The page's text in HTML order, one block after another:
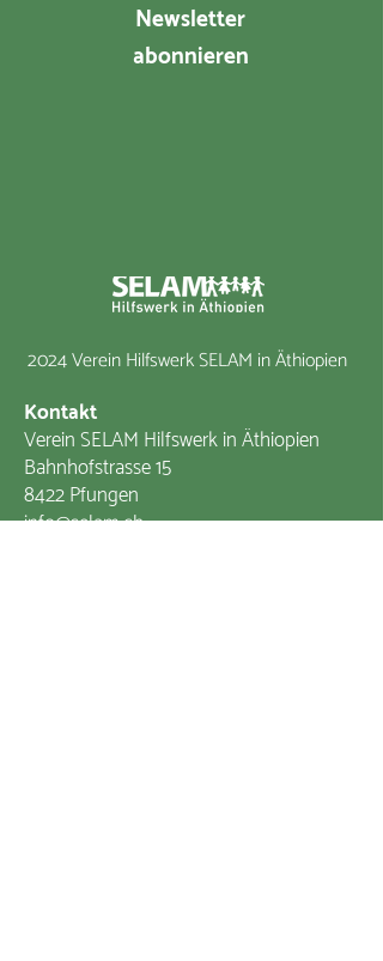
Kontakt
Verein SELAM Hilfswerk in Äthiopien
Bahnhofstrasse 15
8422 Pfungen
info@selam.ch
Newsletter
abonnieren
2024 Verein Hilfswerk SELAM in Äthiopien